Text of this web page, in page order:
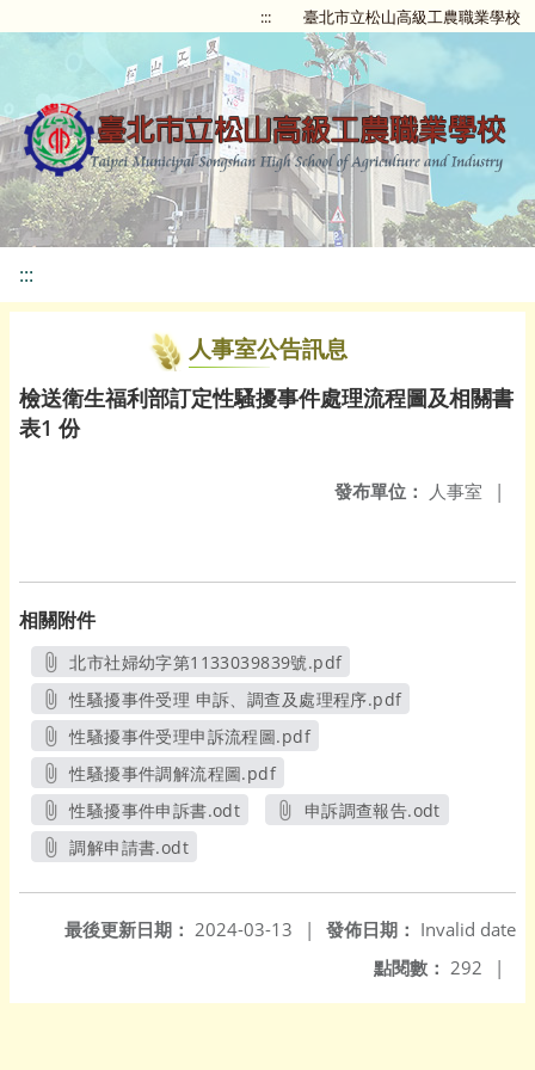
::: 臺北市立松山高級工農職業學校
:::
人事室公告訊息
檢送衛生福利部訂定性騷擾事件處理流程圖及相關書
表1 份
發布單位： 人事室 |
相關附件
北市社婦幼字第1133039839號.pdf
另開新視窗
性騷擾事件受理 申訴、調查及處理程序.pdf
另開新視窗
性騷擾事件受理申訴流程圖.pdf
另開新視窗
性騷擾事件調解流程圖.pdf
另開新視窗
性騷擾事件申訴書.odt
另開新視窗
申訴調查報告.odt
調解申請書.odt
發佈日期： Invalid date
最後更新日期： 2024-03-13
|
點閱數： 292 |